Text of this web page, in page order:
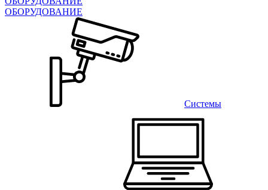
ОБОРУДОВАНИЕ
Системы